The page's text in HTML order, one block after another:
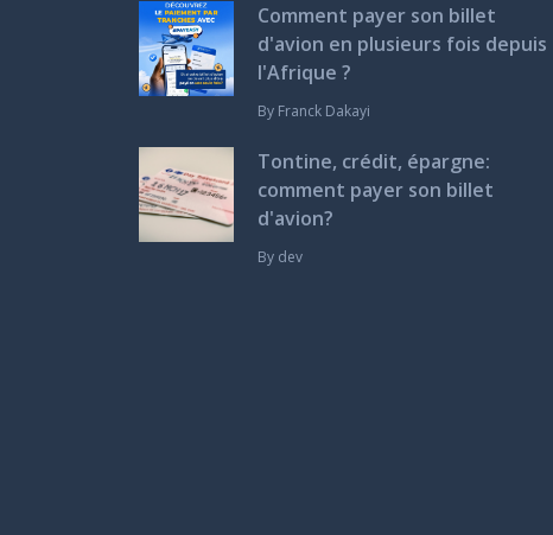
Comment payer son billet
d'avion en plusieurs fois depuis
l'Afrique ?
By Franck Dakayi
Tontine, crédit, épargne:
comment payer son billet
d'avion?
By dev